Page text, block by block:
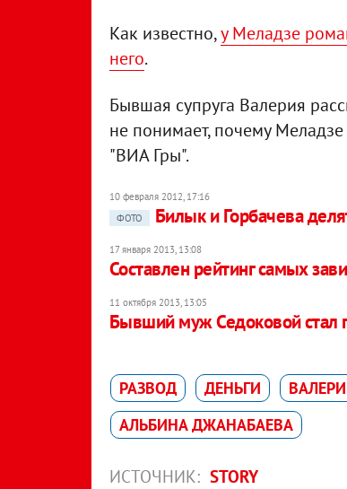
Как известно,у Меладзе
него.
Бывшая супруга Валерия
не понимает, почему
"ВИА Гры".
10 февраля 2012, 17:16
ФОТО
Билык и Горбачева
17 января 2013, 13:08
Составлен рейтинг самых
11 октября 2013, 13:05
Бывший муж Седоковой стал
РАЗВОД ДЕНЬГИ
АЛЬБИНА ДЖАНАБАЕВА
ИСТОЧНИК: STORY